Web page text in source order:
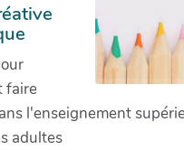
faire
l'enseignement
adultes